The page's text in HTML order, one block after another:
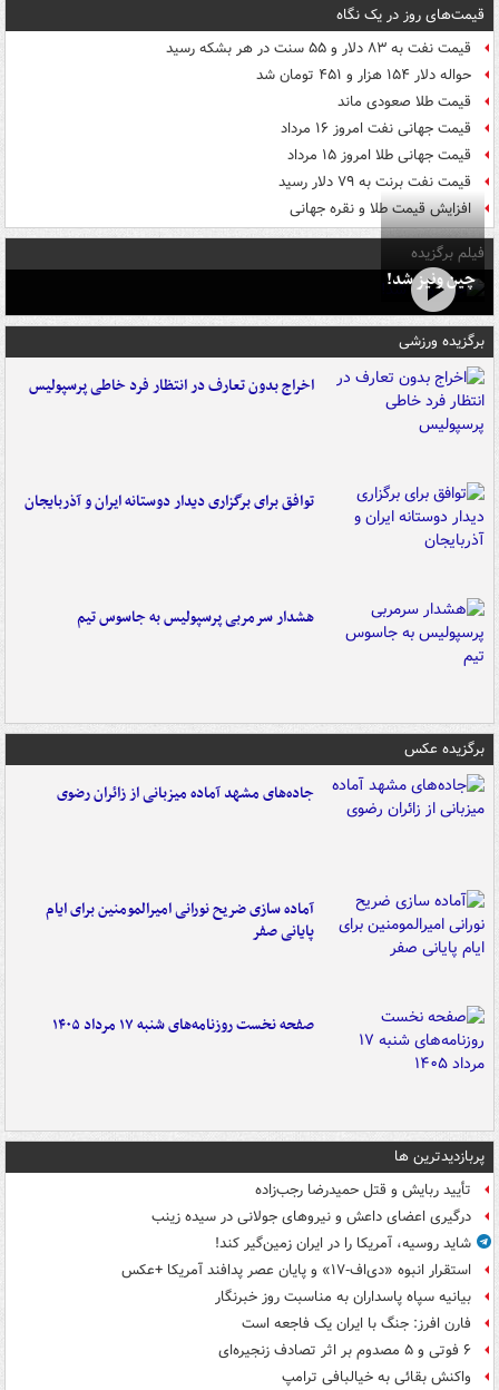
قیمت‌های روز در یک نگاه
قیمت نفت به ۸۳ دلار و ۵۵ سنت در هر بشکه رسید
حواله دلار ۱۵۴ هزار و ۴۵۱ تومان شد
قیمت طلا صعودی ماند
قیمت جهانی نفت امروز ۱۶ مرداد
قیمت جهانی طلا امروز ۱۵ مرداد
قیمت نفت برنت به ۷۹ دلار رسید
افزایش قیمت طلا و نقره جهانی
فیلم برگزیده
چین ونیز شد!
برگزیده ورزشی
اخراج بدون تعارف در انتظار فرد خاطی پرسپولیس
توافق برای برگزاری دیدار دوستانه ایران و آذربایجان
هشدار سرمربی پرسپولیس به جاسوس تیم
برگزیده عکس
جاده‌های مشهد آماده میزبانی از زائران رضوی
آماده سازی ضریح نورانی امیرالمومنین برای ایام
پایانی صفر
صفحه نخست روزنامه‌های شنبه ۱۷ مرداد ۱۴۰۵
پربازدیدترین ها
تأیید ربایش و قتل حمیدرضا رجب‌زاده
درگیری اعضای داعش و نیروهای جولانی در سیده زینب
شاید روسیه، آمریکا را در ایران زمین‌گیر کند!
استقرار انبوه «دی‌اف‑۱۷» و پایان عصر پدافند آمریکا +عکس
بیانیه سپاه پاسداران به مناسبت روز خبرنگار
فارن افرز: جنگ با ایران یک فاجعه است
۶ فوتی و ۵ مصدوم بر اثر تصادف زنجیره‌ای
واکنش بقائی به خیالبافی ترامپ